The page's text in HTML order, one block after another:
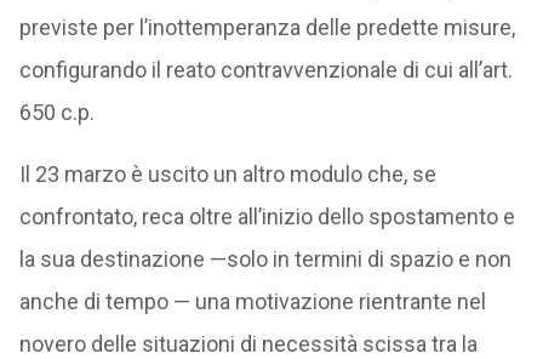
previste per l’inottemperanza delle predette misure,
configurando il reato contravvenzionale di cui all’art.
650 c.p.
Il 23 marzo è uscito un altro modulo che, se
confrontato, reca oltre all’inizio dello spostamento e
la sua destinazione —solo in termini di spazio e non
anche di tempo — una motivazione rientrante nel
novero delle situazioni di necessità scissa tra la